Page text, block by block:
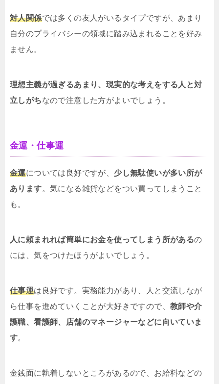
対人関係では多くの友人がいるタイプですが、あまり
自分のプライバシーの領域に踏み込まれることを好み
ません。
理想主義が過ぎるあまり、現実的な考えをする人と対
立しがちなので注意した方がよいでしょう。
金運・仕事運
金運については良好ですが、 少し無駄使いが多い所が
あります。気になる雑貨などをつい買ってしまうこと
も。
人に頼まれれば簡単にお金を使ってしまう所があるの
には、気をつけたほうがよいでしょう。
仕事運は良好です。実務能力があり、人と交流しなが
ら仕事を進めていくことが大好きですので、 教師や介
護職、看護師、店舗のマネージャーなどに向いていま
す。
金銭面に執着しないところがあるので、お給料などの